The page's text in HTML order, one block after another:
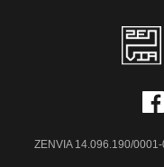
ZENVIA 14.096.190/